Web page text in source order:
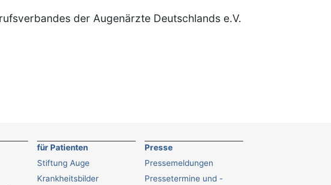
der Augenärzte Deutschlands e.V.
für Patienten
Stiftung Auge
Krankheitsbilder
Presse
Pressemeldungen
Pressetermine und -